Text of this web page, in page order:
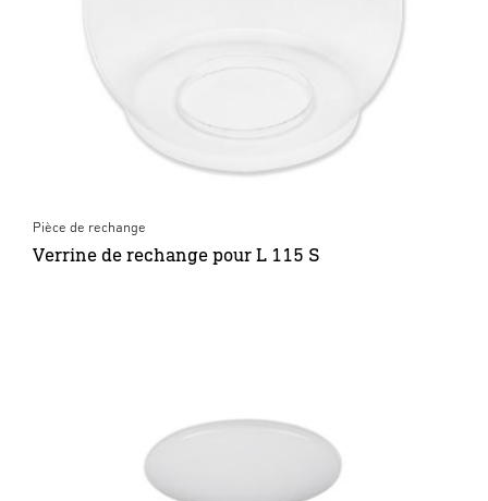
Pièce de rechange
Verrine de rechange pour L 115 S